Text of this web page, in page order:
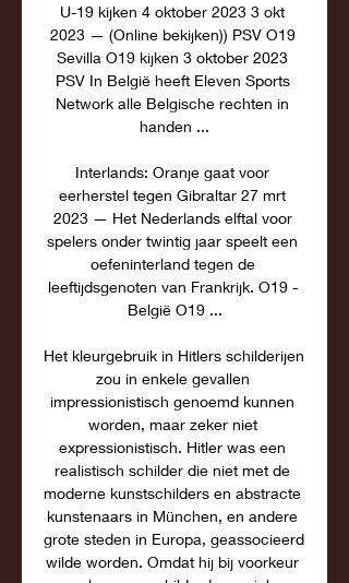
U-19 kijken 4 oktober 2023 3 okt
2023 — (Online bekijken)) PSV O19
Sevilla O19 kijken 3 oktober 2023
PSV In België heeft Eleven Sports
Network alle Belgische rechten in
handen ...
Interlands: Oranje gaat voor
eerherstel tegen Gibraltar 27 mrt
2023 — Het Nederlands elftal voor
spelers onder twintig jaar speelt een
oefeninterland tegen de
leeftijdsgenoten van Frankrijk. O19 -
België O19 ...
Het kleurgebruik in Hitlers schilderijen
zou in enkele gevallen
impressionistisch genoemd kunnen
worden, maar zeker niet
expressionistisch. Hitler was een
realistisch schilder die niet met de
moderne kunstschilders en abstracte
kunstenaars in München, en andere
grote steden in Europa, geassocieerd
wilde worden. Omdat hij bij voorkeur